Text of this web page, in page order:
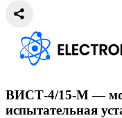
ВИСТ-4/15-М —
испытательная